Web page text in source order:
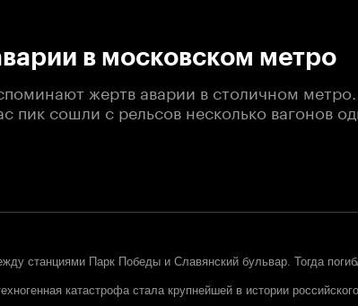
в московском метро
жертв аварии в столичном
пик сошли с рельсов несколько вагонов
станциями Парк Победы и Славянский бульвар. Тогда
катастрофа стала крупнейшей в истории